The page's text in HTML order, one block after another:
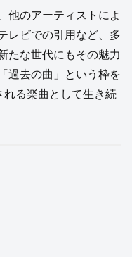
他のアーティストによ
レビでの引用など、多
たな世代にもその魅力
過去の曲」という枠を
れる楽曲として生き続